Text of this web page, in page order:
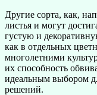
Другие сорта, как,
листья и могут
густую и
как в отдельных
многолетними
их способность
идеальным выбором
решений.